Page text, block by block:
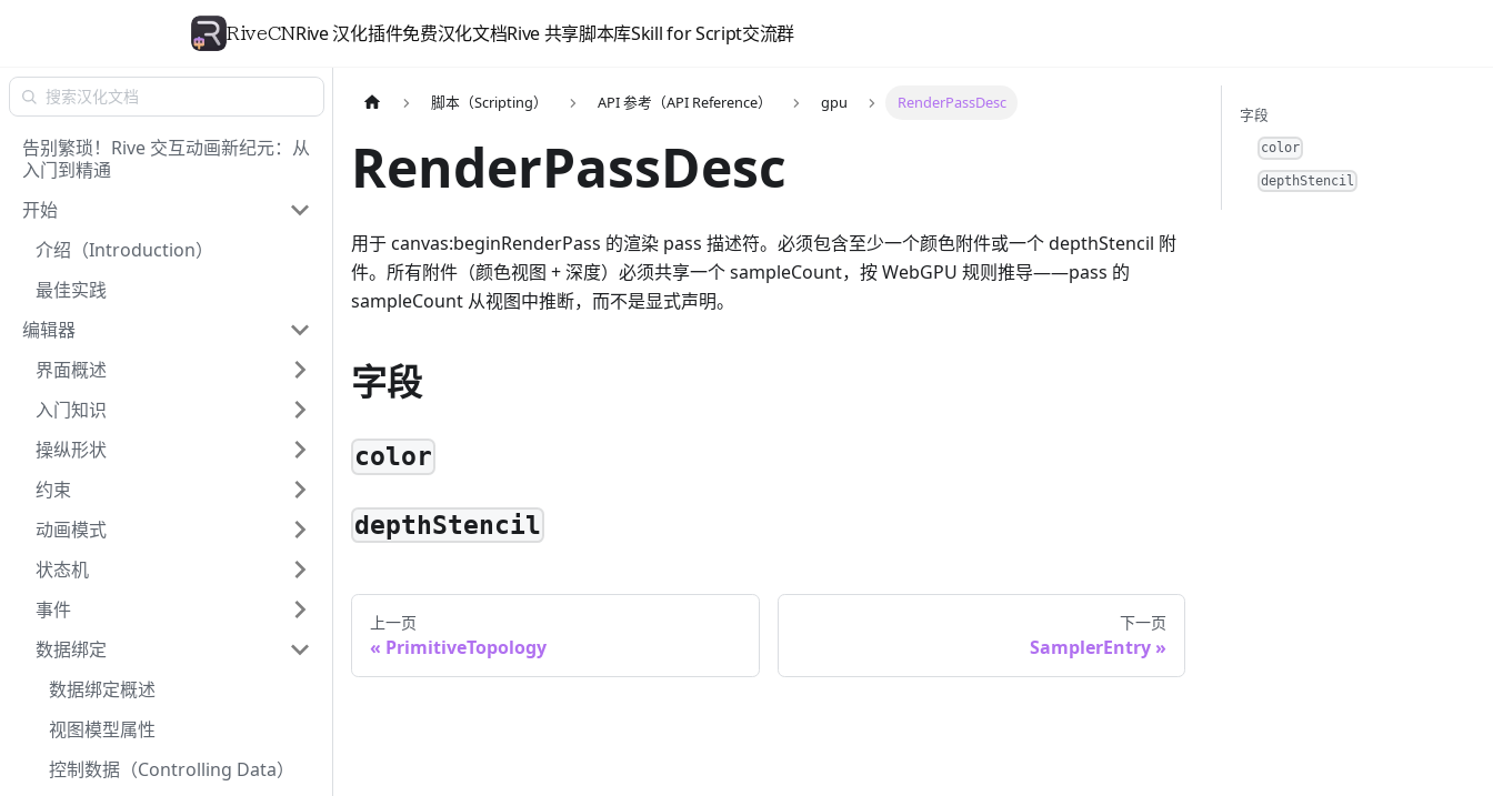
RiveCNRive 汉化插件免费汉化文档Rive 共享脚本库Skill for Script交流群
告别繁琐！Rive 交互动画新纪元：从
入门到精通
开始
介绍（Introduction）
最佳实践
编辑器
界面概述
入门知识
操纵形状
约束
动画模式
状态机
事件
数据绑定
数据绑定概述
视图模型属性
控制数据（Controlling Data）
脚本（Scripting） API 参考（API Reference） gpu RenderPassDesc
RenderPassDesc
用于 canvas:beginRenderPass 的渲染 pass 描述符。必须包含至少一个颜色附件或一个 depthStencil 附
件。所有附件（颜色视图 + 深度）必须共享一个 sampleCount，按 WebGPU 规则推导——pass 的
sampleCount 从视图中推断，而不是显式声明。
字段
color
depthStencil
上一页
PrimitiveTopology
下一页
SamplerEntry
字段
color
depthStencil